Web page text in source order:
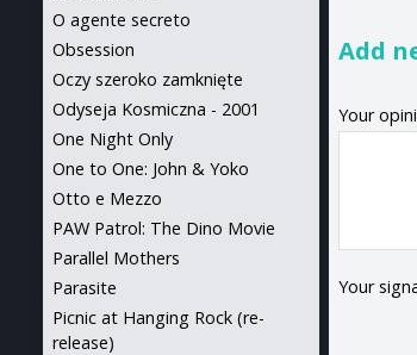
Add
Your
Your
O agente secreto
Obsession
Oczy szeroko zamknięte
Odyseja Kosmiczna - 2001
One Night Only
One to One: John & Yoko
Otto e Mezzo
PAW Patrol: The Dino Movie
Parallel Mothers
Parasite
Picnic at Hanging Rock (re-
release)